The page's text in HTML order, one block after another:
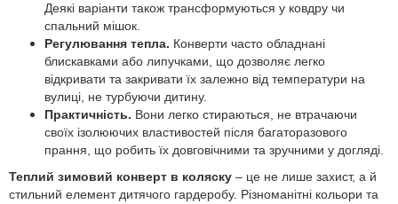
Деякі варіанти також трансформуються у ковдру чи
спальний мішок.
Регулювання тепла. Конверти часто обладнані
блискавками або липучками, що дозволяє легко
відкривати та закривати їх залежно від температури на
вулиці, не турбуючи дитину.
Практичність. Вони легко стираються, не втрачаючи
своїх ізолюючих властивостей після багаторазового
прання, що робить їх довговічними та зручними у догляді.
Теплий зимовий конверт в коляску – це не лише захист, а й
стильний елемент дитячого гардеробу. Різноманітні кольори та